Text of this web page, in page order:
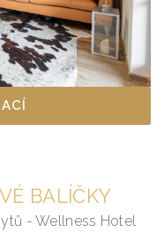
BALÍČKY
- Wellness Hotel